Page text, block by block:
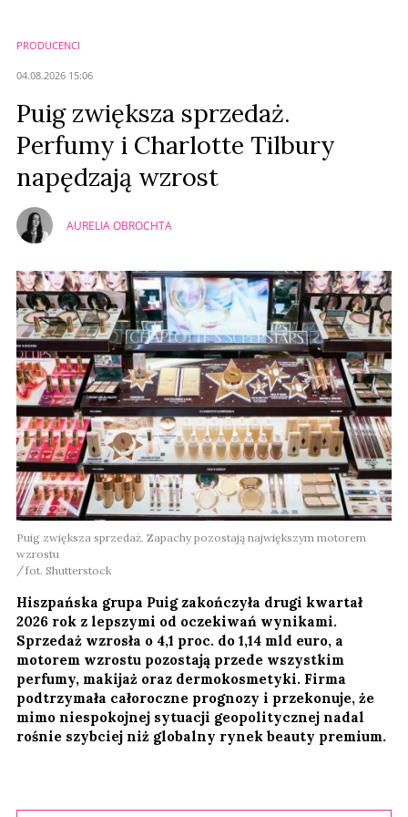
PRODUCENCI
04.08.2026 15:06
Puig zwiększa sprzedaż.
Perfumy i Charlotte Tilbury
napędzają wzrost
AURELIA OBROCHTA
Puig zwiększa sprzedaż. Zapachy pozostają największym motorem
wzrostu
fot. Shutterstock
Hiszpańska grupa Puig zakończyła drugi kwartał
2026 rok z lepszymi od oczekiwań wynikami.
Sprzedaż wzrosła o 4,1 proc. do 1,14 mld euro, a
motorem wzrostu pozostają przede wszystkim
perfumy, makijaż oraz dermokosmetyki. Firma
podtrzymała całoroczne prognozy i przekonuje, że
mimo niespokojnej sytuacji geopolitycznej nadal
rośnie szybciej niż globalny rynek beauty premium.